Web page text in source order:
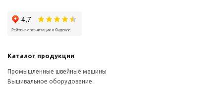
Каталог продукции
Промышленные швейные машины
Вышивальное оборудование